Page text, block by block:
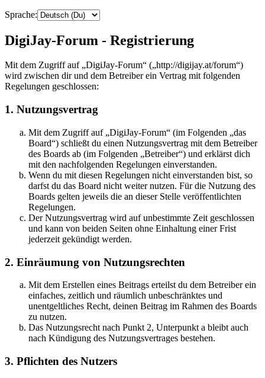
Sprache:
DigiJay-Forum - Registrierung
Mit dem Zugriff auf „DigiJay-Forum“ („http://digijay.at/forum“)
wird zwischen dir und dem Betreiber ein Vertrag mit folgenden
Regelungen geschlossen:
1. Nutzungsvertrag
Mit dem Zugriff auf „DigiJay-Forum“ (im Folgenden „das
Board“) schließt du einen Nutzungsvertrag mit dem Betreiber
des Boards ab (im Folgenden „Betreiber“) und erklärst dich
mit den nachfolgenden Regelungen einverstanden.
Wenn du mit diesen Regelungen nicht einverstanden bist, so
darfst du das Board nicht weiter nutzen. Für die Nutzung des
Boards gelten jeweils die an dieser Stelle veröffentlichten
Regelungen.
Der Nutzungsvertrag wird auf unbestimmte Zeit geschlossen
und kann von beiden Seiten ohne Einhaltung einer Frist
jederzeit gekündigt werden.
2. Einräumung von Nutzungsrechten
Mit dem Erstellen eines Beitrags erteilst du dem Betreiber ein
einfaches, zeitlich und räumlich unbeschränktes und
unentgeltliches Recht, deinen Beitrag im Rahmen des Boards
zu nutzen.
Das Nutzungsrecht nach Punkt 2, Unterpunkt a bleibt auch
nach Kündigung des Nutzungsvertrages bestehen.
3. Pflichten des Nutzers